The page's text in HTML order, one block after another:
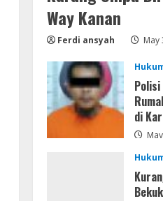
4
[no
Virus]
Way Kanan
Ferdi ansyah May
di